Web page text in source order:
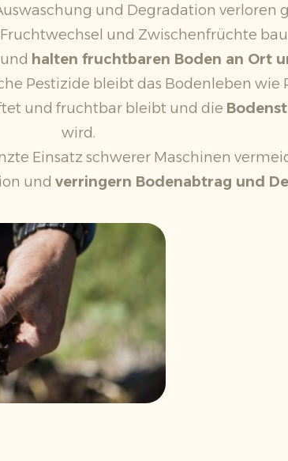
und Degradation verloren
und Zwischenfrüchte
halten fruchtbaren Boden an Ort
Pestizide bleibt das Bodenleben wie
und fruchtbar bleibt und die
wird.
Einsatz schwerer Maschinen
und verringern Bodenabtrag und